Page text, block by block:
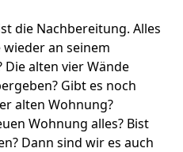
die Nachbereitung. Alles
an seinem
alten vier Wände
Gibt es noch
alten Wohnung?
Wohnung alles? Bist
Dann sind wir es auch